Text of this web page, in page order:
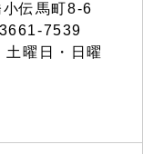
伝馬町8-6
7539
曜日・日曜